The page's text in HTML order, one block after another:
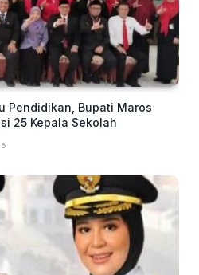
Pendidikan, Bupati Maros
25 Kepala Sekolah